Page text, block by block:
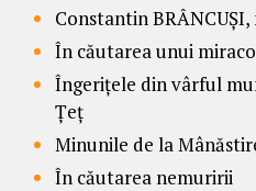
Constantin
În căutarea unui
Îngerițele din vârful
Țeț
Minunile de la
În căutarea nemuririi